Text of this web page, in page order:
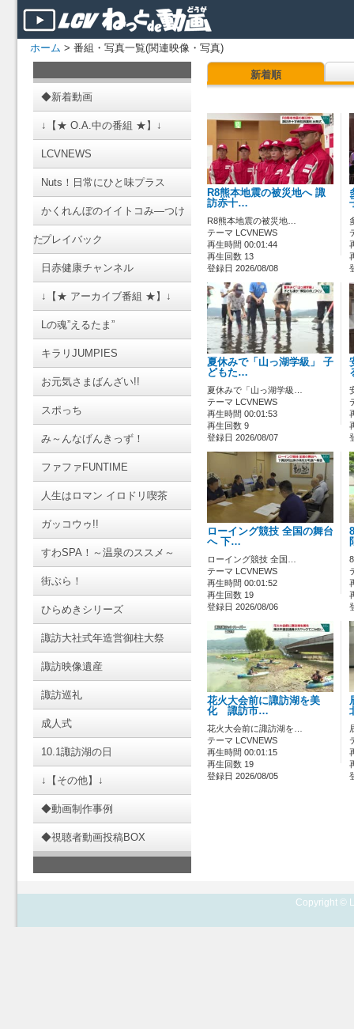
ホーム > 番組・写真一覧(関連映像・写真)
◆新着動画
↓【★ O.A.中の番組 ★】↓
LCVNEWS
Nuts！日常にひと味プラス
かくれんぼのイイトコみ―つけ
たプレイバック
日赤健康チャンネル
↓【★ アーカイブ番組 ★】↓
Lの魂”えるたま”
キラリJUMPIES
お元気さまばんざい!!
スポっち
み～んなげんきっず！
ファファFUNTIME
人生はロマン イロドリ喫茶
ガッコウゥ!!
すわSPA！～温泉のススメ～
街ぶら！
ひらめきシリーズ
諏訪大社式年造営御柱大祭
諏訪映像遺産
諏訪巡礼
成人式
10.1諏訪湖の日
↓【その他】↓
◆動画制作事例
◆視聴者動画投稿BOX
新着順
R8熊本地震の被災地へ 諏
訪赤十…
R8熊本地震の被災地…
テーマ LCVNEWS
再生時間 00:01:44
再生回数 13
登録日 2026/08/08
夏休みで「山っ湖学級」 子
どもた…
夏休みで「山っ湖学級…
テーマ LCVNEWS
再生時間 00:01:53
再生回数 9
登録日 2026/08/07
ローイング競技 全国の舞台
へ 下…
ローイング競技 全国…
テーマ LCVNEWS
再生時間 00:01:52
再生回数 19
登録日 2026/08/06
花火大会前に諏訪湖を美
化 諏訪市…
花火大会前に諏訪湖を…
テーマ LCVNEWS
再生時間 00:01:15
再生回数 19
登録日 2026/08/05
Copyright ©